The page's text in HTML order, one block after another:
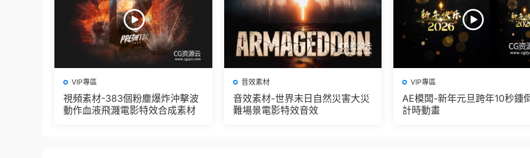
VIP專區
視頻素材-383個粉塵爆炸沖擊波
動作血液飛濺電影特效合成素材
音效素材
音效素材-世界末日自然災害大災
難場景電影特效音效
VIP專區
AE模闆-新年元旦跨年10秒鍾
計時動畫